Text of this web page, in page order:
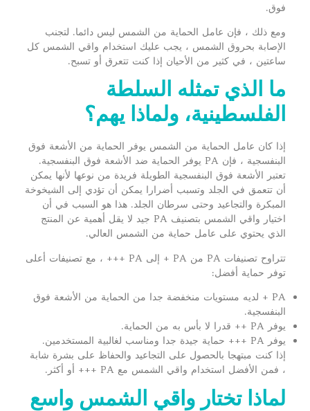
فوق.
ومع ذلك ، فإن عامل الحماية من الشمس ليس دائما. لتجنب
الإصابة بحروق الشمس ، يجب عليك استخدام واقي الشمس كل
ساعتين ، في كثير من الأحيان إذا كنت تتعرق أو تسبح.
ما الذي تمثله السلطة
الفلسطينية، ولماذا يهم؟
إذا كان عامل الحماية من الشمس يوفر الحماية من الأشعة فوق
البنفسجية ، فإن PA يوفر الحماية ضد الأشعة فوق البنفسجية.
تعتبر الأشعة فوق البنفسجية الطويلة فريدة من نوعها لأنها يمكن
أن تتعمق في الجلد وتسبب أضرارا يمكن أن تؤدي إلى الشيخوخة
المبكرة والتجاعيد وحتى سرطان الجلد. هذا هو السبب في أن
اختيار واقي الشمس بتصنيف PA جيد لا يقل أهمية عن المنتج
الذي يحتوي على عامل حماية من الشمس العالي.
تتراوح تصنيفات PA من PA + إلى PA +++ ، مع تصنيفات أعلى
توفر حماية أفضل:
PA + لديه مستويات منخفضة جدا من الحماية من الأشعة فوق
البنفسجية.
يوفر PA ++ قدرا لا بأس به من الحماية.
يوفر PA +++ حماية جيدة جدا ومناسب لغالبية المستخدمين.
إذا كنت مبتهجا بالحصول على التجاعيد والحفاظ على بشرة شابة
، فمن الأفضل استخدام واقي الشمس مع PA +++ أو أكثر.
لماذا تختار واقي الشمس واسع